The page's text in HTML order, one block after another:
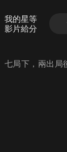
我的星等
影片給分
七局下，兩出局